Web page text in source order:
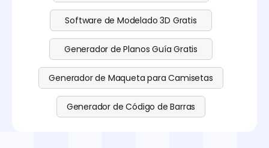
Software de Modelado 3D Gratis
Generador de Planos Guía Gratis
Generador de Maqueta para Camisetas
Generador de Código de Barras